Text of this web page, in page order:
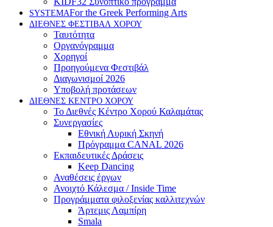
SYSTEMAFor the Greek Performing Arts
ΔΙΕΘΝΕΣ ΦΕΣΤΙΒΑΛ ΧΟΡΟΥ
Ταυτότητα
Οργανόγραμμα
Χορηγοί
Προηγούμενα Φεστιβάλ
Διαγωνισμοί 2026
Υποβολή προτάσεων
ΔΙΕΘΝΕΣ ΚΕΝΤΡΟ ΧΟΡΟΥ
Το Διεθνές Κέντρο Χορού Καλαμάτας
Συνεργασίες
Εθνική Λυρική Σκηνή
Πρόγραμμα CANAL 2026
Εκπαιδευτικές Δράσεις
Keep Dancing
Αναθέσεις έργων
Ανοιχτό Κάλεσμα / Inside Time
Προγράμματα φιλοξενίας καλλιτεχνών
Άρτεμις Λαμπίρη
Smala